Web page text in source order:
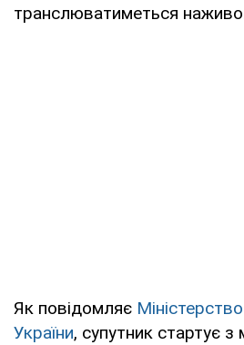
транслюватиметься
Як повідомляє
України, супутник стартує